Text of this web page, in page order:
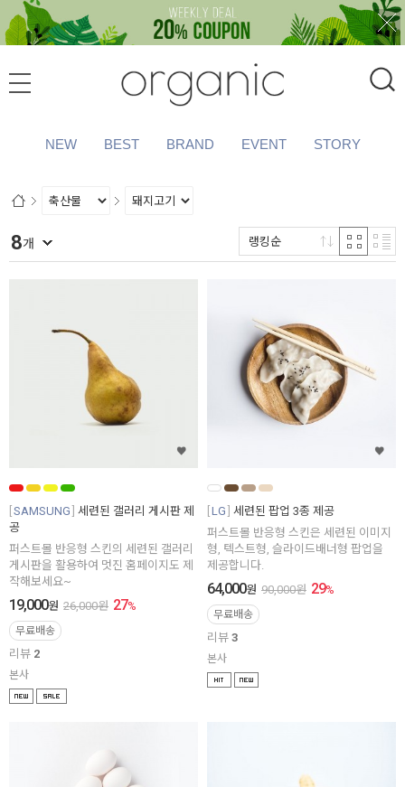
NEW BEST BRAND EVENT STORY
8개 랭킹순
SAMSUNG 세련된 갤러리 게시판 제
공
퍼스트몰 반응형 스킨의 세련된 갤러리
게시판을 활용하여 멋진 홈페이지도 제
작해보세요~
19,000원 26,000원 27%
무료배송
리뷰 2
본사
LG 세련된 팝업 3종 제공
퍼스트몰 반응형 스킨은 세련된 이미지
형, 텍스트형, 슬라이드배너형 팝업을
제공합니다.
64,000원 90,000원 29%
무료배송
리뷰 3
본사